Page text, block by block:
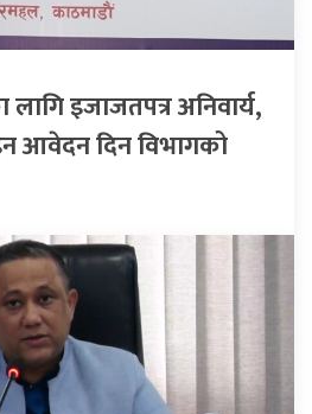
इजाजतपत्र अनिवार्य,
आवेदन दिन विभागको